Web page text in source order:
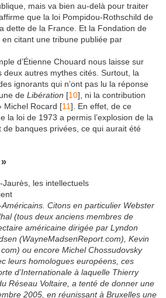
mais va bien au-delà pour traiter
que la loi Pompidou-Rothschild de
dette de la France. Et la Fondation de
citant une tribune publiée par
d’Étienne Chouard nous laisse sur
deux autres mythes cités. Surtout, la
ignorants qui n’ont pas lu la réponse
de Libération [10], ni la contribution
Michel Rocard [11]. En effet, de ce
la loi de 1973 a permis l’explosion de la
banques privées, ce qui aurait été
»
les intellectuels
Citons en particulier Webster
(tous deux anciens membres de
américaine dirigée par Lyndon
(WayneMadsenReport.com), Kevin
ou encore Michel Chossudovsky
leurs homologues européens, ces
d’Internationale à laquelle Thierry
Réseau Voltaire, a tenté de donner une
2005, en réunissant à Bruxelles une